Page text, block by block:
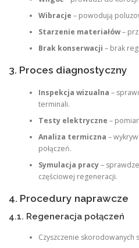
Wibracje – powodują
Starzenie materiałów–
Brak konserwacji – brak
3. Proces diagnostyczny
Inspekcja wizualna –
terminali.
Testy elektryczne –
Analiza termiczna –
połączeń.
Symulacja pracy–
częściowej regeneracji.
4. Procedury naprawcze
4.1. Regeneracja połączeń
Czyszczenie skorodowanych